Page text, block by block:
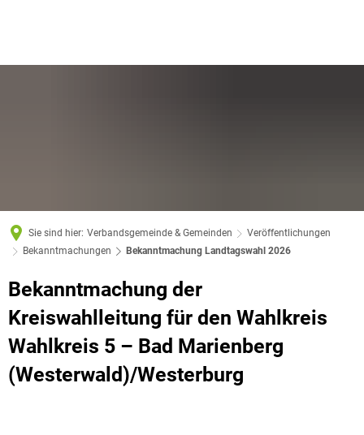
Sie sind hier: Verbandsgemeinde & Gemeinden
Veröffentlichungen
Bekanntmachungen
Bekanntmachung Landtagswahl 2026
Bekanntmachung der
Kreiswahlleitung für den Wahlkreis
Wahlkreis 5 – Bad Marienberg
(Westerwald)/Westerburg